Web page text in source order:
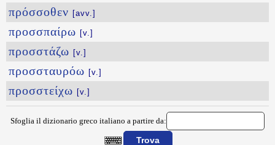
πρόσσοθεν [avv.]
προσσπαίρω [v.]
προσστάζω [v.]
προσσταυρόω [v.]
προσστείχω [v.]
Sfoglia il dizionario greco italiano a partire da: